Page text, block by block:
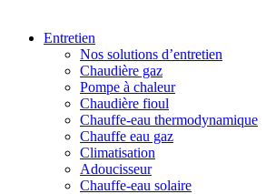
Entretien
Nos solutions d’entretien
Chaudière gaz
Pompe à chaleur
Chaudière fioul
Chauffe-eau thermodynamique
Chauffe eau gaz
Climatisation
Adoucisseur
Chauffe-eau solaire